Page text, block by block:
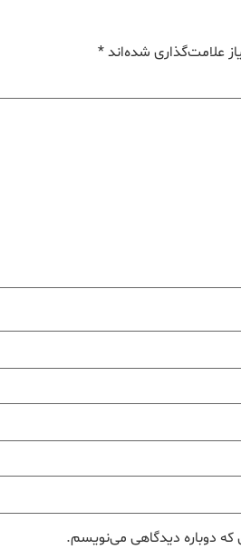
علامت‌گذاری شده‌اند*
که دوباره دیدگاهی می‌نویسم.